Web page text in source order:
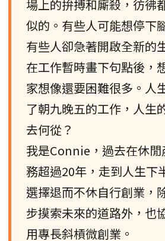
場上的拚搏和廝殺，彷彿
似的。有些人可能想停下
有些人卻急著開啟全新的
在工作暫時畫下句點後，
家想像還要困難很多。人
了朝九晚五的工作，人生
去何從？
我是Connie，過去在休
務超過20年，走到人生下
選擇退而不休自行創業，
步摸索未來的道路外，也
用專長斜槓微創業。